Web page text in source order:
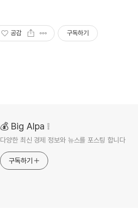
공감 구독하기
💰 Big Alpa ❕
다양한 최신 경제 정보와 뉴스를 포스팅 합니다
구독하기